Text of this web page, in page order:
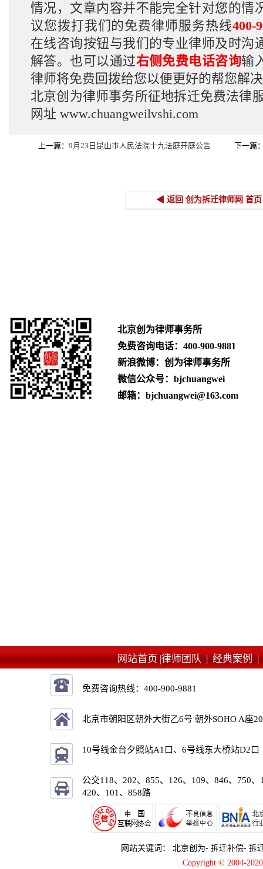
情况，文章内容并不能完全针对您的情
议您拨打我们的免费律师服务热线400-
在线咨询按钮与我们的专业律师及时沟
解答。也可以通过右侧免费电话咨询输
律师将免费回拨给您以便更好的帮您解
北京创为律师事务所征地拆迁免费法律
网址 www.chuangweilvshi.com
上一篇： 9月23日昆山市人民法院十九法庭开庭公告 下一篇
◀ 返回 创为拆迁律师网 首
北京创为律师事务所
免费咨询电话： 400-900-9881
新浪微博：创为律师事务所
微信公众号：bjchuangwei
邮箱：bjchuangwei@163.com
网站首页 |律师团队 |经典案例
免费咨询热线：400-900-9881
北京市朝阳区朝外大街乙6号 朝外SOHO A座
10号线金台夕照站A1口、6号线东大桥站D2口
公交118、202、855、126、109、846、750、
420、101、858路
网站关键词： 北京创为- 拆迁补偿- 拆
Copyright © 2004-